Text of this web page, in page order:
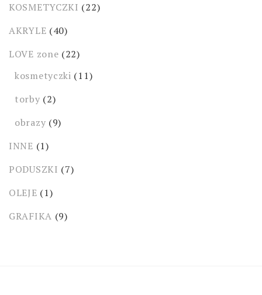
KOSMETYCZKI (22)
AKRYLE (40)
LOVE zone (22)
kosmetyczki (11)
torby (2)
obrazy (9)
INNE (1)
PODUSZKI (7)
OLEJE (1)
GRAFIKA (9)